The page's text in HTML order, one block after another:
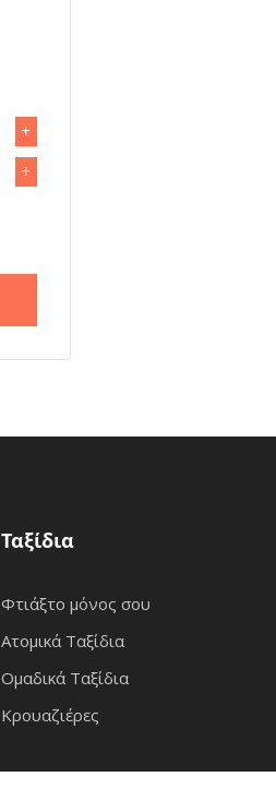
+
+
Ταξίδια
Φτιάξτο μόνος σου
Ατομικά Ταξίδια
Ομαδικά Ταξίδια
Κρουαζιέρες